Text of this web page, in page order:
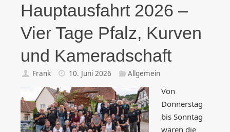
Hauptausfahrt 2026 –
Vier Tage Pfalz, Kurven
und Kameradschaft
Frank 10. Juni 2026 Allgemein
Von
Donnerstag
bis Sonntag
waren die